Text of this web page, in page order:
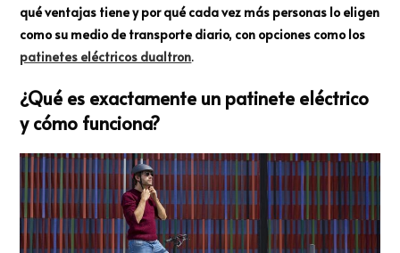
qué ventajas tiene y por qué cada vez más personas lo eligen
como su medio de transporte diario, con opciones como los
patinetes eléctricos dualtron.
¿Qué es exactamente un patinete eléctrico
y cómo funciona?